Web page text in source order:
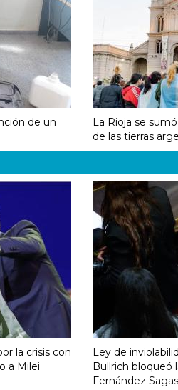
de un
La Rioja se
de las tierras
la crisis con
a Milei
Ley de
Bullrich bloqueó
Fernández